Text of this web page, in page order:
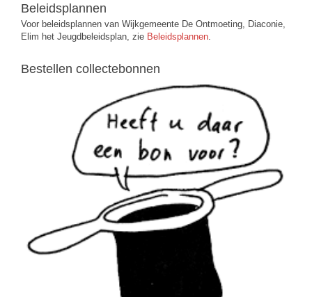
Beleidsplannen
Voor beleidsplannen van Wijkgemeente De Ontmoeting, Diaconie,
Elim het Jeugdbeleidsplan, zie Beleidsplannen.
Bestellen collectebonnen